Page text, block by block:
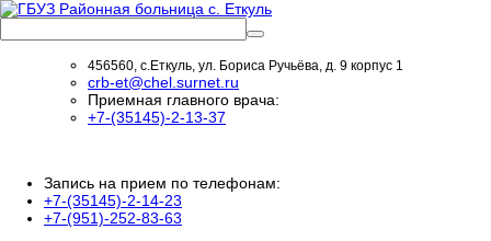
456560, с.Еткуль, ул. Бориса Ручьёва, д. 9 корпус 1
crb-et@chel.surnet.ru
Приемная главного врача:
+7-(35145)-2-13-37
Запись на прием по телефонам:
+7-(35145)-2-14-23
+7-(951)-252-83-63